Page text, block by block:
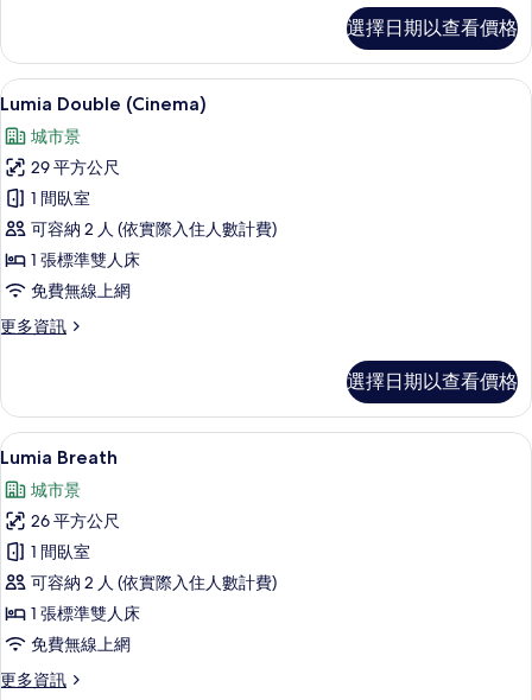
的
詳
情
選擇日期以查看價格
顯
示
Lumia
Double
(Cinema)
的
所
有
相
Lumia Double (Cinema) | 高級寢具
16
Lumia Double (Cinema)
城市景
29 平方公尺
1 間臥室
可容納 2 人 (依實際入住人數計費)
1 張標準雙人床
免費無線上網
更多資訊
更
(Cinema)
的
詳
選擇日期以查看價格
顯
示
Lumia
Breath
的
所
有
相
片
高級寢具、遮光布/窗簾、隔音、熨斗/
10
Lumia Breath
城市景
26 平方公尺
1 間臥室
可容納 2 人 (依實際入住人數計費)
1 張標準雙人床
免費無線上網
更多資訊
更